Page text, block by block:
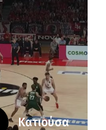
Κατιούσα